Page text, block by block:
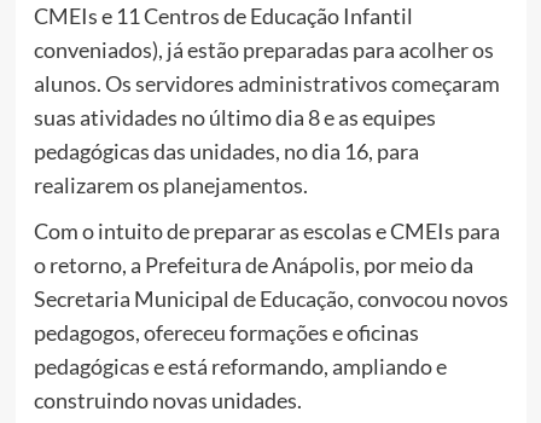
CMEIs e 11 Centros de Educação Infantil
conveniados), já estão preparadas para acolher os
alunos. Os servidores administrativos começaram
suas atividades no último dia 8 e as equipes
pedagógicas das unidades, no dia 16, para
realizarem os planejamentos.
Com o intuito de preparar as escolas e CMEIs para
o retorno, a Prefeitura de Anápolis, por meio da
Secretaria Municipal de Educação, convocou novos
pedagogos, ofereceu formações e oficinas
pedagógicas e está reformando, ampliando e
construindo novas unidades.